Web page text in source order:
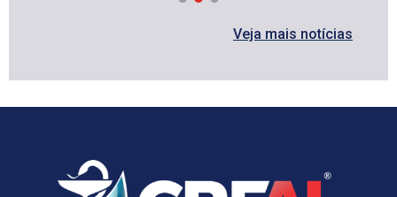
Veja mais notícias